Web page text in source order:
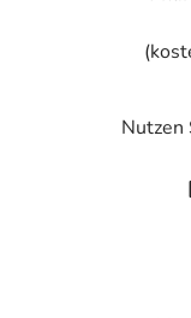
Nutzen